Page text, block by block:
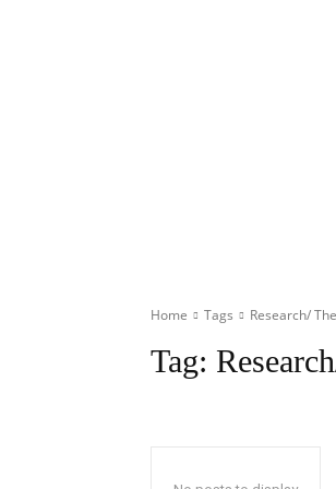
Home Tags Research/
Tag: